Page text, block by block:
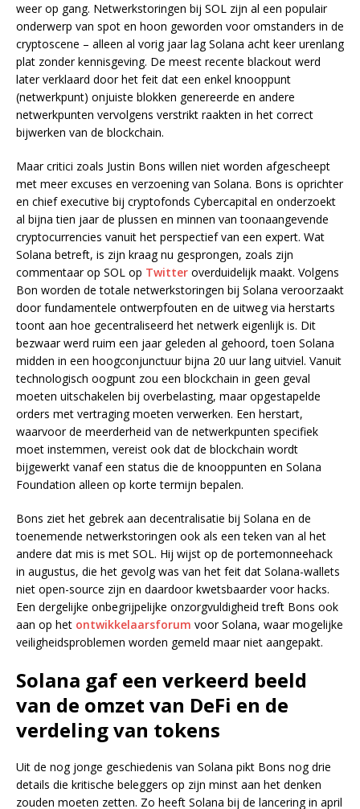
weer op gang. Netwerkstoringen bij SOL zijn al een populair
onderwerp van spot en hoon geworden voor omstanders in de
cryptoscene – alleen al vorig jaar lag Solana acht keer urenlang
plat zonder kennisgeving. De meest recente blackout werd
later verklaard door het feit dat een enkel knooppunt
(netwerkpunt) onjuiste blokken genereerde en andere
netwerkpunten vervolgens verstrikt raakten in het correct
bijwerken van de blockchain.
Maar critici zoals Justin Bons willen niet worden afgescheept
met meer excuses en verzoening van Solana. Bons is oprichter
en chief executive bij cryptofonds Cybercapital en onderzoekt
al bijna tien jaar de plussen en minnen van toonaangevende
cryptocurrencies vanuit het perspectief van een expert. Wat
Solana betreft, is zijn kraag nu gesprongen, zoals zijn
commentaar op SOL op Twitter overduidelijk maakt. Volgens
Bon worden de totale netwerkstoringen bij Solana veroorzaakt
door fundamentele ontwerpfouten en de uitweg via herstarts
toont aan hoe gecentraliseerd het netwerk eigenlijk is. Dit
bezwaar werd ruim een jaar geleden al gehoord, toen Solana
midden in een hoogconjunctuur bijna 20 uur lang uitviel. Vanuit
technologisch oogpunt zou een blockchain in geen geval
moeten uitschakelen bij overbelasting, maar opgestapelde
orders met vertraging moeten verwerken. Een herstart,
waarvoor de meerderheid van de netwerkpunten specifiek
moet instemmen, vereist ook dat de blockchain wordt
bijgewerkt vanaf een status die de knooppunten en Solana
Foundation alleen op korte termijn bepalen.
Bons ziet het gebrek aan decentralisatie bij Solana en de
toenemende netwerkstoringen ook als een teken van al het
andere dat mis is met SOL. Hij wijst op de portemonneehack
in augustus, die het gevolg was van het feit dat Solana-wallets
niet open-source zijn en daardoor kwetsbaarder voor hacks.
Een dergelijke onbegrijpelijke onzorgvuldigheid treft Bons ook
aan op het ontwikkelaarsforum voor Solana, waar mogelijke
veiligheidsproblemen worden gemeld maar niet aangepakt.
Solana gaf een verkeerd beeld
van de omzet van DeFi en de
verdeling van tokens
Uit de nog jonge geschiedenis van Solana pikt Bons nog drie
details die kritische beleggers op zijn minst aan het denken
zouden moeten zetten. Zo heeft Solana bij de lancering in april